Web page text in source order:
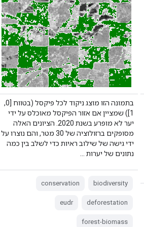
בתמונה הזו מוצג ניקוד לכל פיקסל (בטווח [0,
1]) שמציין אם אזור הפיקסל מאוכלס על ידי
יער לא מופרע בשנת 2020. הציונים האלה
מסופקים ברזולוציה של 30 מטר, והם נוצרו על
ידי גישה של שילוב ראיות כדי לשלב בין כמה
נתונים של יערות …
biodiversity
conservation
deforestation
eudr
forest-biomass